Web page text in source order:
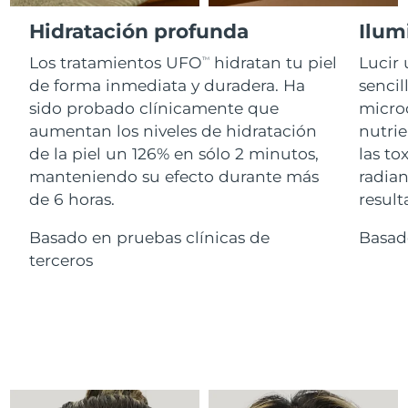
Hidratación profunda
Los tratamientos UFOTM
hidratan tu piel
de forma inmediata y duradera. Ha
sido probado clínicamente que
aumentan los niveles de hidratación
de la piel un 126% en sólo 2 minutos,
manteniendo su efecto durante más
de 6 horas.
Basado en pruebas clínicas de
terceros
Lucir
las
For healthy hair
Cosméticos Hombres
Comprar todo
ACERCA DE
Israel Entrega prevista 8/12/26
Italia Entrega prevista 8/8/26
Japón Entrega prevista 8/11/26
Jersey Entrega prevista 8/13/26
Kazajistán 8/10/26
Kuwait Entrega prevista 8/8/26